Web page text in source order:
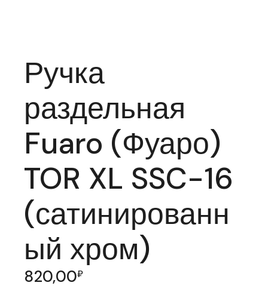
Ручка
раздельная
Fuaro (Фуаро)
TOR XL SSC-16
(сатинированн
ый хром)
820,00₽